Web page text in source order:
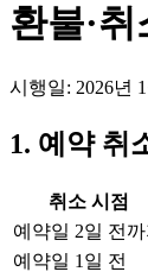
환불·
시행일: 2026년
1. 예약 취
취소 시점
예약일 2일 전까
예약일 1일 전